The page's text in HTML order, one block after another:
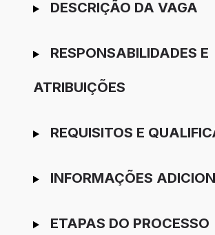
DESCRIÇÃO DA VAGA
RESPONSABILIDADES E
ATRIBUIÇÕES
REQUISITOS E
INFORMAÇÕES
ETAPAS DO PROCESSO